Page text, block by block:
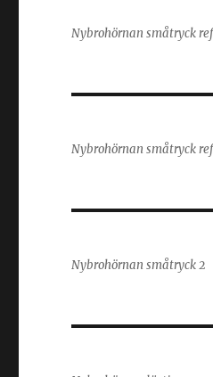
Nybrohörnan småtryck
Nybrohörnan småtryck
Nybrohörnan småtryck 2